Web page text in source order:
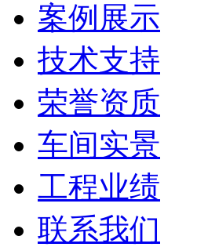
案例展示
技术支持
荣誉资质
车间实景
工程业绩
联系我们